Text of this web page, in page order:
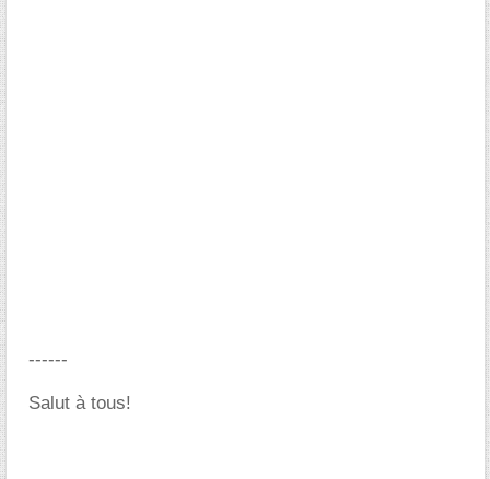
------
Salut à tous!